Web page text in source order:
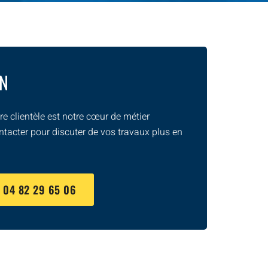
clientèle est notre cœur de métier
pour discuter de vos travaux plus en
04 82 29 65 06